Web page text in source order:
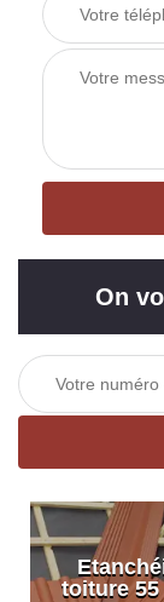
On
toiture 55